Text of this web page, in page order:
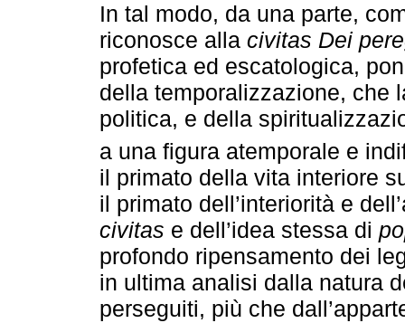
In tal modo, da una parte,
riconosce alla civitas Dei
profetica ed escatologica,
della temporalizzazione, che
politica, e della
a una figura atemporale e
il primato della vita interiore
il primato dell’interiorità e
civitas e dell’idea stessa di
profondo ripensamento dei
in ultima analisi dalla natura
perseguiti, più che